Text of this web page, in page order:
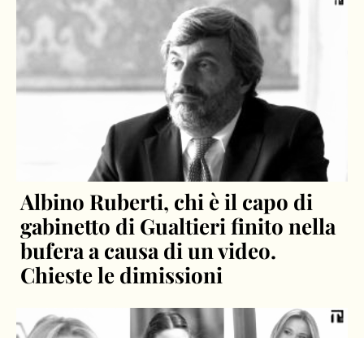
Albino Ruberti, chi è il capo di
gabinetto di Gualtieri finito nella
bufera a causa di un video.
Chieste le dimissioni